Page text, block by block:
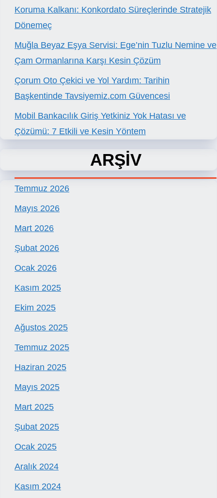
Koruma Kalkanı: Konkordato Süreçlerinde Stratejik
Dönemeç
Muğla Beyaz Eşya Servisi: Ege’nin Tuzlu Nemine ve
Çam Ormanlarına Karşı Kesin Çözüm
Çorum Oto Çekici ve Yol Yardım: Tarihin
Başkentinde Tavsiyemiz.com Güvencesi
Mobil Bankacılık Giriş Yetkiniz Yok Hatası ve
Çözümü: 7 Etkili ve Kesin Yöntem
ARŞİV
Temmuz 2026
Mayıs 2026
Mart 2026
Şubat 2026
Ocak 2026
Kasım 2025
Ekim 2025
Ağustos 2025
Temmuz 2025
Haziran 2025
Mayıs 2025
Mart 2025
Şubat 2025
Ocak 2025
Aralık 2024
Kasım 2024